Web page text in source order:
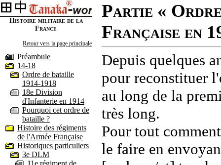
Histoire militaire de la
France
Retour vers la page principale
Préambule
14-18
Ordre de bataille
1914-1918
18e Division
d'Infanterie en 1914
Pourquoi cet ordre de
bataille ?
Histoire des régiments
de l'Armée Française
Historiques particuliers
3e DLM
11e régiment de
Partie «
Française en
Depuis quelques
pour reconstituer
au long de la
très long.
Pour tout
le faire en